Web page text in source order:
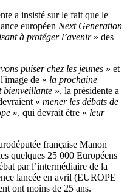
a insisté sur le fait que le
européen Next Generation
à protéger l’avenir» des
puiser chez les jeunes » et
de « la prochaine
bienveillante », la présidente a
« mener les débats de
», qui devrait être « leur
française Manon
quelques 25 000 Européens
par l’intermédiaire de la
lancée en avril (EUROPE
ont moins de 25 ans.